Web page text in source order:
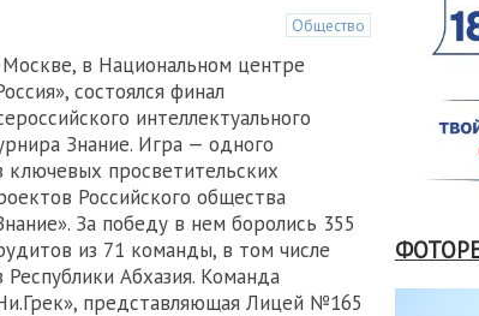
Общество
в Национальном центре
состоялся финал
интеллектуального
Знание. Игра — одного
ключевых просветительских
Российского общества
За победу в нем боролись 355
из 71 команды, в том числе
Республики Абхазия. Команда
представляющая Лицей №165